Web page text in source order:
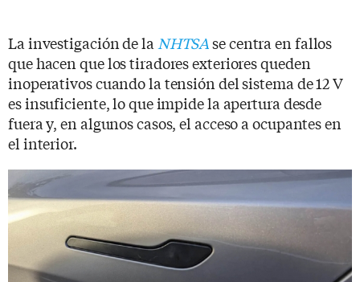
La investigación de la NHTSAse centra en fallos
que hacen que los tiradores exteriores queden
inoperativos cuando la tensión del sistema de 12 V
es insuficiente, lo que impide la apertura desde
fuera y, en algunos casos, el acceso a ocupantes en
el interior.